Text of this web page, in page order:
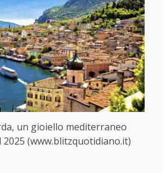
un gioiello mediterraneo
(www.blitzquotidiano.it)